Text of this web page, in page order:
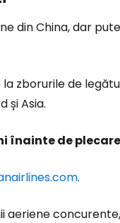
din China, dar
zborurile de
și Asia.
înainte de plecare
.
aeriene